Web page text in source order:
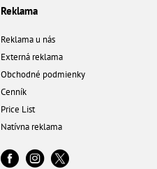
Reklama
Reklama u nás
Externá reklama
Obchodné podmienky
Cenník
Price List
Natívna reklama